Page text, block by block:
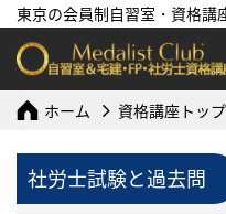
東京の会員制自習室・資格講
ホーム 資格講座トップ
社労士試験と過去問